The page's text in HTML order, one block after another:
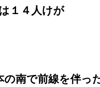
１４人けが
南で前線を伴っ